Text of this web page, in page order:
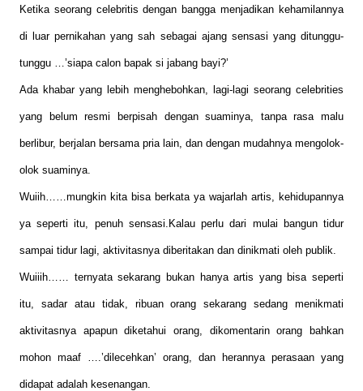
Ketika seorang celebritis dengan bangga menjadikan kehamilannya
di luar pernikahan yang sah sebagai ajang sensasi yang ditunggu-
tunggu …’siapa calon bapak si jabang bayi?’
Ada khabar yang lebih menghebohkan, lagi-lagi seorang celebrities
yang belum resmi berpisah dengan suaminya, tanpa rasa malu
berlibur, berjalan bersama pria lain, dan dengan mudahnya mengolok-
olok suaminya.
Wuiih……mungkin kita bisa berkata ya wajarlah artis, kehidupannya
ya seperti itu, penuh sensasi.Kalau perlu dari mulai bangun tidur
sampai tidur lagi, aktivitasnya diberitakan dan dinikmati oleh publik.
Wuiiih…… ternyata sekarang bukan hanya artis yang bisa seperti
itu, sadar atau tidak, ribuan orang sekarang sedang menikmati
aktivitasnya apapun diketahui orang, dikomentarin orang bahkan
mohon maaf ….’dilecehkan’ orang, dan herannya perasaan yang
didapat adalah kesenangan.